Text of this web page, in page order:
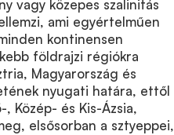
vagy közepes szalinitás
ami egyértelműen
kontinensen
földrajzi régiókra
Magyarország és
nyugati határa, ettől
Közép- és Kis-Ázsia,
elsősorban a sztyeppei,